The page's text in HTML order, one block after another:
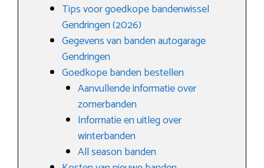
Tips voor goedkope bandenwissel
Gendringen (2026)
Gegevens van banden autogarage
Gendringen
Goedkope banden bestellen
Aanvullende informatie over
zomerbanden
Informatie en uitleg over
winterbanden
All season banden